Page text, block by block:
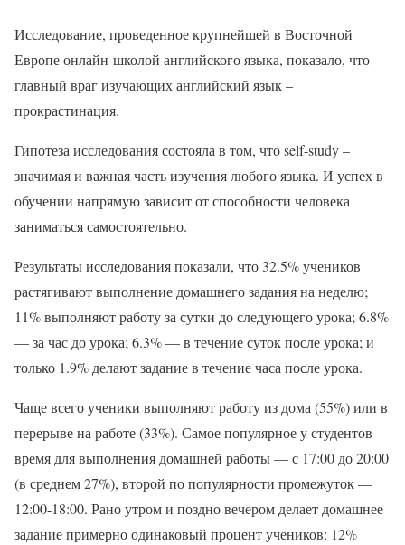
Исследование, проведенное крупнейшей в Восточной
Европе онлайн-школой английского языка, показало, что
главный враг изучающих английский язык –
прокрастинация.
Гипотеза исследования состояла в том, что self-study –
значимая и важная часть изучения любого языка. И успех в
обучении напрямую зависит от способности человека
заниматься самостоятельно.
Результаты исследования показали, что 32.5% учеников
растягивают выполнение домашнего задания на неделю;
11% выполняют работу за сутки до следующего урока; 6.8%
— за час до урока; 6.3% — в течение суток после урока; и
только 1.9% делают задание в течение часа после урока.
Чаще всего ученики выполняют работу из дома (55%) или в
перерыве на работе (33%). Самое популярное у студентов
время для выполнения домашней работы — с 17:00 до 20:00
(в среднем 27%), второй по популярности промежуток —
12:00-18:00. Рано утром и поздно вечером делает домашнее
задание примерно одинаковый процент учеников: 12%